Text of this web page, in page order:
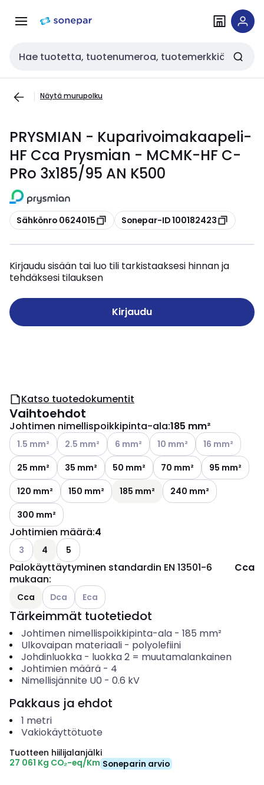
navigointiinsisältöön
Haku
Näytä murupolku
PRYSMIAN - Kuparivoimakaapeli-
HF Cca Prysmian - MCMK-HF C-
PRo 3x185/95 AN K500
Kopioi
Sähkönro 0624015 Kopioi
Sonepar-ID 100182423
Kirjaudu sisään tai luo tili tarkistaaksesi hinnan ja
tehdäksesi tilauksen
Kirjaudu
Katso tuotedokumentit
Vaihtoehdot
Johtimen nimellispoikkipinta-ala:185 mm²
Katso käytettävissä olevat vaihtoehdot
1.5 mm² Katso käytettävissä olevat vaihtoehdot
2.5 mm² Katso käytettävissä olevat
6 mm² Katso käytettävissä olevat
10 mm² Katso
16 mm²
25 mm²
35 mm² 50 mm² 70 mm²
95 mm²
120 mm²
150 mm² 185 mm²
240 mm²
300 mm²
Johtimien määrä:4
Katso käytettävissä olevat vaihtoehdot
3 4 5
Palokäyttäytyminen standardin EN 13501-6
mukaan:
Cca
Cca Katso käytettävissä olevat vaihtoehdot
Dca Katso käytettävissä olevat vaihtoehdot
Eca
Tärkeimmät tuotetiedot
Johtimen nimellispoikkipinta-ala- 185 mm²
Ulkovaipan materiaali- polyolefiini
Johdinluokka- luokka 2 = muutamalankainen
Johtimien määrä- 4
Nimellisjännite U0 - 0.6 kV
Pakkaus ja ehdot
1 metri
Vakiokäyttötuote
Tuotteen hiilijalanjälki
27 061 Kg CO₂-eq/Km Soneparin arvio